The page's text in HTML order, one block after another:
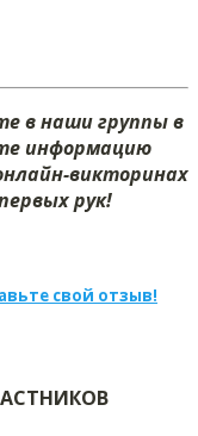
в наши группы в
информацию
викторинах
рук!
свой отзыв!